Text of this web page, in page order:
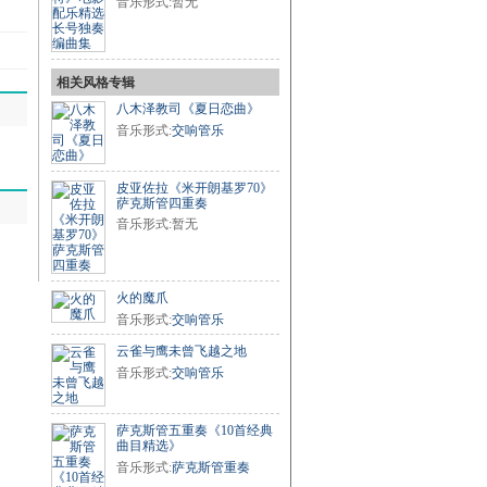
相关风格专辑
八木泽教司《夏日恋曲》
音乐形式:交响管乐
皮亚佐拉《米开朗基罗70》
萨克斯管四重奏
音乐形式:暂无
火的魔爪
音乐形式:交响管乐
云雀与鹰未曾飞越之地
音乐形式:交响管乐
萨克斯管五重奏《10首经典
曲目精选》
音乐形式:萨克斯管重奏